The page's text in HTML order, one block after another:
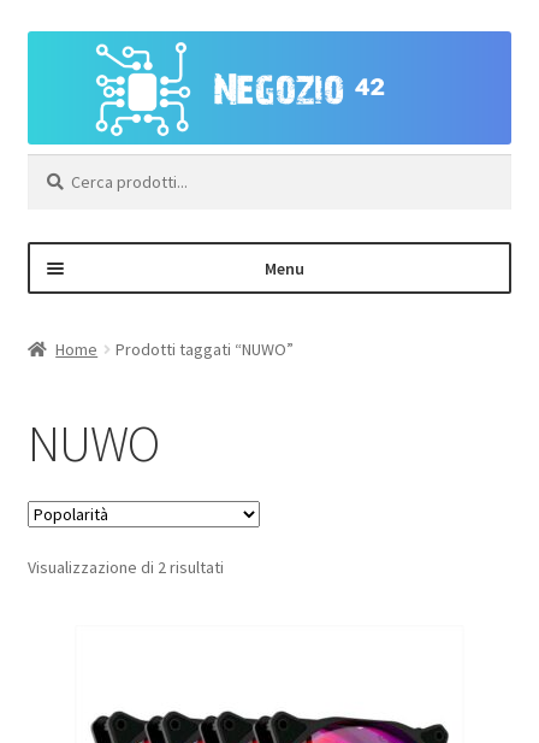
navigazione
contenuto
Menu
Contatti
Home Prodotti taggati “NUWO”
NUWO
Visualizzazione di 2 risultatiPopolarità